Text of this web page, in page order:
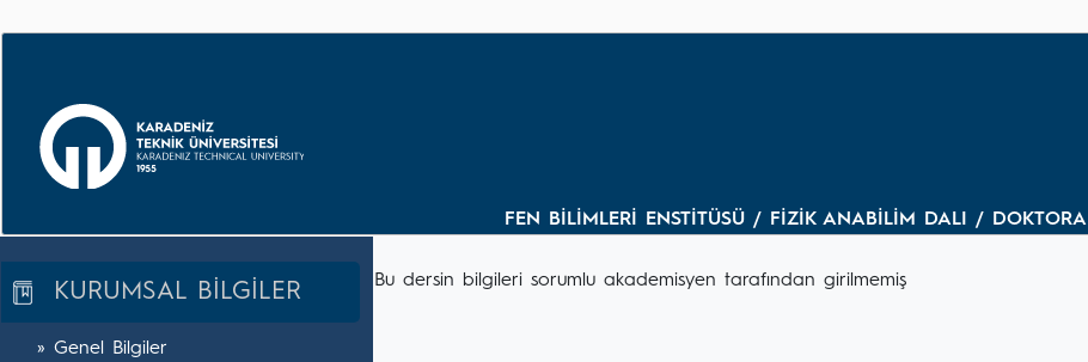
FEN BİLİMLERİ ENSTİTÜSÜ / FİZİK ANABİLİM DALI / DOKTORA
KURUMSAL BİLGİLER
» Genel Bilgiler
Bu dersin bilgileri sorumlu akademisyen tarafından girilmemiş